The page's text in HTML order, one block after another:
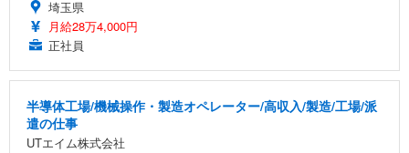
埼玉県
月給28万4,000円
正社員
半導体工場/機械操作・製造オペレーター/高収入/製造/工場/派
遣の仕事
UTエイム株式会社